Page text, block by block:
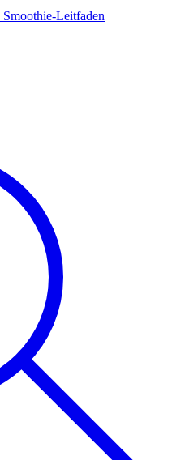
Leitfaden